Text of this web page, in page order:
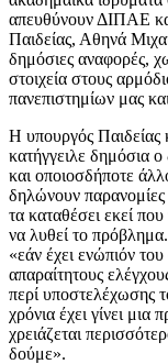
απευθύνουν ΔΙΠΑΕ
Παιδείας, Αθηνά
δημόσιες αναφορές,
στοιχεία στους
πανεπιστημίων μας
Η υπουργός Παιδείας
κατήγγειλε δημόσια
και οποιοσδήποτε
δηλώνουν παρανομίες
τα καταθέσει εκεί
να λυθεί το
«εάν έχει ενώπιόν
απαραίτητους
περί υποστελέχωσης
χρόνια έχει γίνει
χρειάζεται
δούμε».